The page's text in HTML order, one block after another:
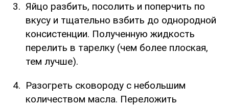
Яйцо разбить, посолить и поперчить по
вкусу и тщательно взбить до однородной
консистенции. Полученную жидкость
перелить в тарелку (чем более плоская,
тем лучше).
Разогреть сковороду с небольшим
количеством масла. Переложить